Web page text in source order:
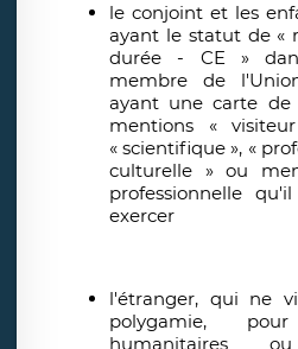
le conjoint et les
ayant le statut de «
durée - CE »
membre de
ayant une carte de
mentions «
« scientifique », «
culturelle » ou
professionnelle
exercer
l'étranger, qui ne
polygamie,
humanitaires